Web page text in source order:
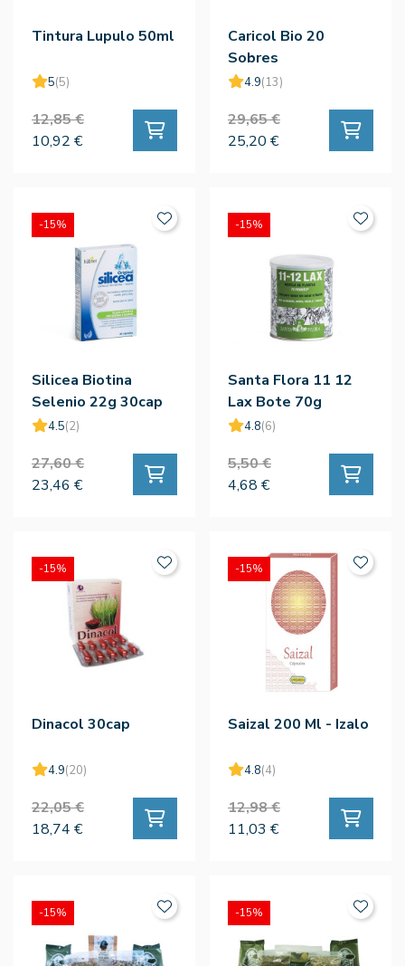
Tintura Lupulo 50ml
5(5)
12,85 €
10,92 €
Caricol Bio 20
Sobres
4.9(13)
29,65 €
25,20 €
Silicea Biotina
Selenio 22g 30cap
4.5(2)
27,60 €
23,46 €
-15%
Santa Flora 11 12
Lax Bote 70g
4.8(6)
5,50 €
4,68 €
-15%
Dinacol 30cap
4.9(20)
22,05 €
18,74 €
-15%
Saizal 200 Ml - Izalo
4.8(4)
12,98 €
11,03 €
-15%
-15% -15%